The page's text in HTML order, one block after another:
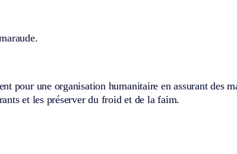
pour une organisation humanitaire en assurant des
et les préserver du froid et de la faim.